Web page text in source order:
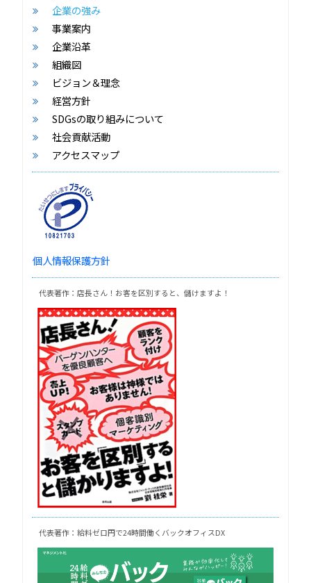
企業の強み
事業案内
企業沿革
組織図
ビジョン＆理念
経営方針
SDGsの取り組みについて
社会貢献活動
アクセスマップ
個人情報保護方針
代表著作：店長さん！お客を区別すると、儲けますよ！
代表著作：給料ゼロ円で24時間働くバックオフィスDX